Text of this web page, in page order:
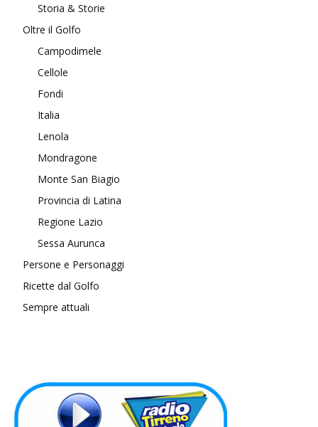
Storia & Storie
Oltre il Golfo
Campodimele
Cellole
Fondi
Italia
Lenola
Mondragone
Monte San Biagio
Provincia di Latina
Regione Lazio
Sessa Aurunca
Persone e Personaggi
Ricette dal Golfo
Sempre attuali